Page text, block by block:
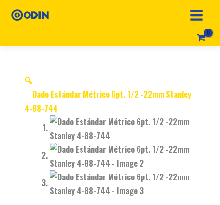
al
🔍
price
price
Estándar
1/2
-22mm
Stanley
cantidad